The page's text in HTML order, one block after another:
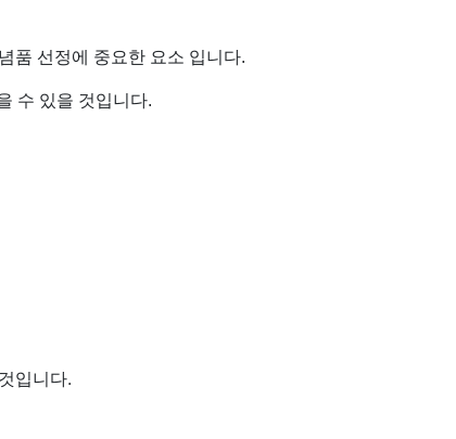
품 선정에 중요한 요소 입니다.
수 있을 것입니다.
입니다.